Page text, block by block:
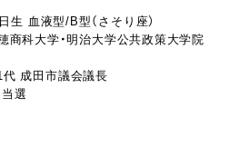
血液型/B型（さそり座）
商科大学・明治大学公共政策大学院
成田市議会議長
選